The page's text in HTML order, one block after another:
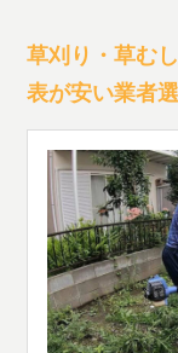
草刈り・草む
表が安い業者